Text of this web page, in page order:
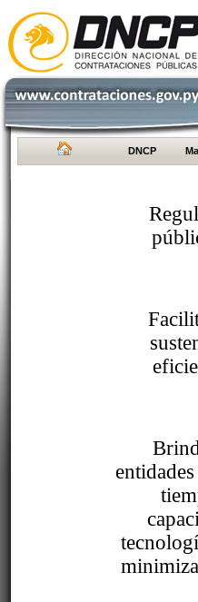
DNCP